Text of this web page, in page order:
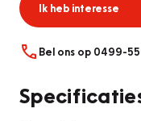
Ik heb interesse
Bel ons op 0499-